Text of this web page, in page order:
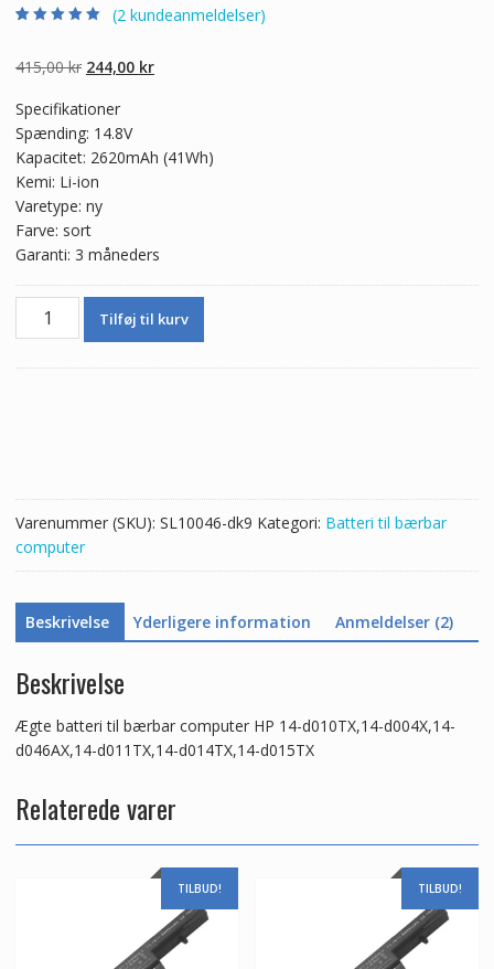
baseret på
kundebedømmel
(2 kundeanmeldelser)
415,00kr Den
pris
var:
415,00 kr.
244,00 krDen
244,00 kr.
Specifikationer
Spænding: 14.8V
Kapacitet: 2620mAh (41Wh)
Kemi: Li-ion
Varetype: ny
Farve: sort
Garanti: 3 måneders
Ægte
d004X,14-
d046AX,14-
d011TX,14-
d014TX,14-
d015TX
antal
Tilføj til kurv
Varenummer (SKU): SL10046-dk9 Kategori: Batteri til bærbar
computer
Beskrivelse Yderligere information Anmeldelser (2)
Beskrivelse
Ægte batteri til bærbar computer HP 14-d010TX,14-d004X,14-
d046AX,14-d011TX,14-d014TX,14-d015TX
Relaterede varer
TILBUD! TILBUD!